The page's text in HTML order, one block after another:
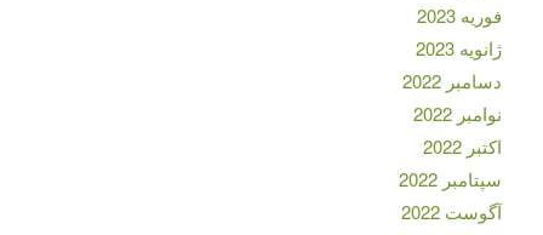
فوریه 2023
ژانویه 2023
دسامبر 2022
نوامبر 2022
اکتبر 2022
سپتامبر 2022
آگوست 2022